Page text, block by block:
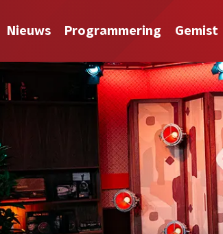
Nieuws Programmering Gemist